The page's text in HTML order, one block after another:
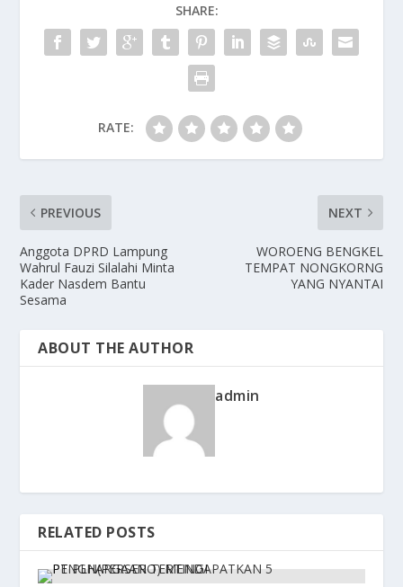
SHARE:
RATE:
PREVIOUS
Anggota DPRD Lampung
Wahrul Fauzi Silalahi Minta
Kader Nasdem Bantu
Sesama
NEXT
WOROENG BENGKEL
TEMPAT NONGKORNG
YANG NYANTAI
ABOUT THE AUTHOR
admin
RELATED POSTS